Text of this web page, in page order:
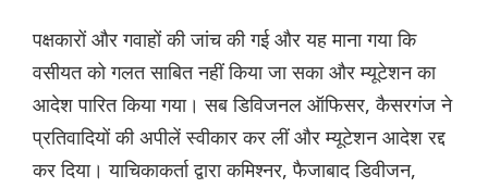
पक्षकारों और गवाहों की जांच की गई और यह माना गया कि
वसीयत को गलत साबित नहीं किया जा सका और म्यूटेशन का
आदेश पारित किया गया। सब डिविजनल ऑफिसर, कैसरगंज ने
प्रतिवादियों की अपीलें स्वीकार कर लीं और म्यूटेशन आदेश रद्द
कर दिया। याचिकाकर्ता द्वारा कमिश्नर, फैजाबाद डिवीजन,